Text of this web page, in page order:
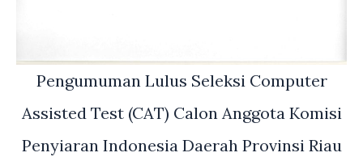
Pengumuman Lulus Seleksi Computer
Assisted Test (CAT) Calon Anggota Komisi
Penyiaran Indonesia Daerah Provinsi Riau